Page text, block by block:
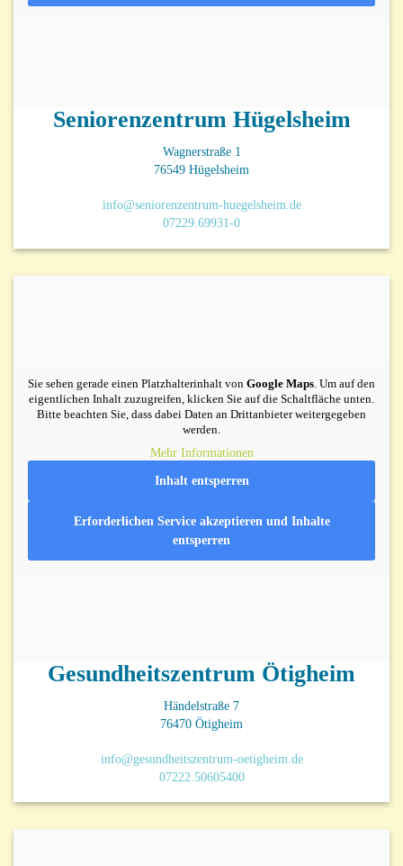
Seniorenzentrum Hügelsheim
Wagnerstraße 1
76549 Hügelsheim
info@seniorenzentrum-huegelsheim.de
07229.69931-0
Sie sehen gerade einen Platzhalterinhalt von Google Maps . Um auf den
eigentlichen Inhalt zuzugreifen, klicken Sie auf die Schaltfläche unten.
Bitte beachten Sie, dass dabei Daten an Drittanbieter weitergegeben
werden.
Mehr Informationen
Inhalt entsperren
Erforderlichen Service akzeptieren und Inhalte
entsperren
Gesundheitszentrum Ötigheim
Händelstraße 7
76470 Ötigheim
info@gesundheitszentrum-oetigheim.de
07222.50605400